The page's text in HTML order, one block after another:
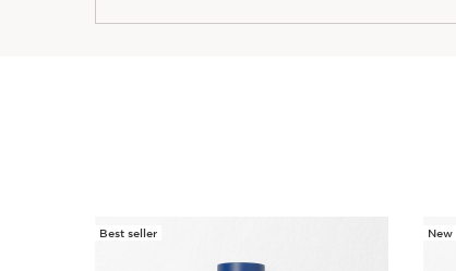
Best seller New